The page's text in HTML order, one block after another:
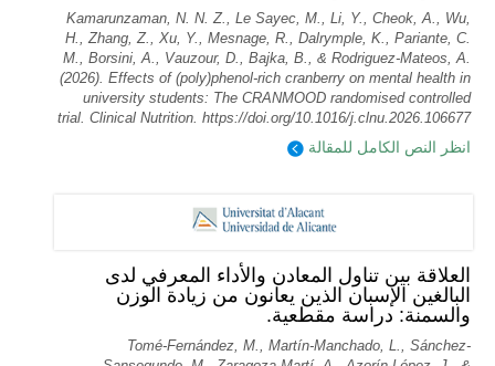
Kamarunzaman, N. N. Z., Le Sayec, M., Li, Y., Cheok, A., Wu,
H., Zhang, Z., Xu, Y., Mesnage, R., Dalrymple, K., Pariante, C.
M., Borsini, A., Vauzour, D., Bajka, B., & Rodriguez-Mateos, A.
(2026). Effects of (poly)phenol-rich cranberry on mental health in
university students: The CRANMOOD randomised controlled
trial. Clinical Nutrition. https://doi.org/10.1016/j.clnu.2026.106677
انظر النص الكامل للمقالة
العلاقة بين تناول المعادن والأداء المعرفي لدى
البالغين الإسبان الذين يعانون من زيادة الوزن
والسمنة: دراسة مقطعية.
Tomé-Fernández, M., Martín-Manchado, L., Sánchez-